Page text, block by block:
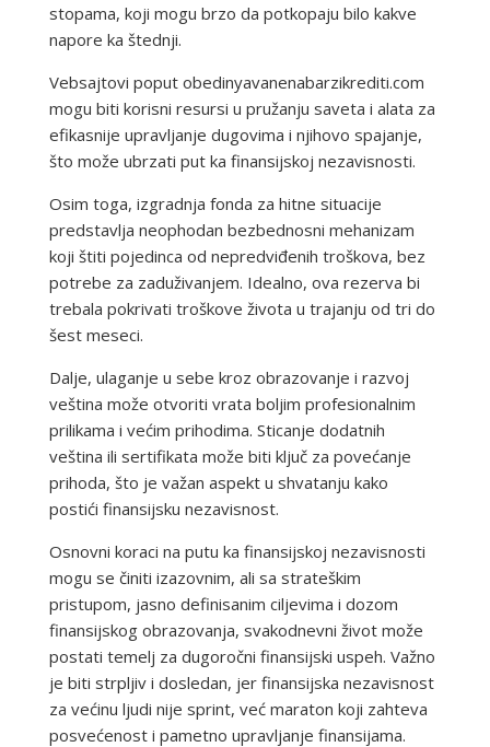
stopama, koji mogu brzo da potkopaju bilo kakve
napore ka štednji.
Vebsajtovi poput obedinyavanenabarzikrediti.com
mogu biti korisni resursi u pružanju saveta i alata za
efikasnije upravljanje dugovima i njihovo spajanje,
što može ubrzati put ka finansijskoj nezavisnosti.
Osim toga, izgradnja fonda za hitne situacije
predstavlja neophodan bezbednosni mehanizam
koji štiti pojedinca od nepredviđenih troškova, bez
potrebe za zaduživanjem. Idealno, ova rezerva bi
trebala pokrivati troškove života u trajanju od tri do
šest meseci.
Dalje, ulaganje u sebe kroz obrazovanje i razvoj
veština može otvoriti vrata boljim profesionalnim
prilikama i većim prihodima. Sticanje dodatnih
veština ili sertifikata može biti ključ za povećanje
prihoda, što je važan aspekt u shvatanju kako
postići finansijsku nezavisnost.
Osnovni koraci na putu ka finansijskoj nezavisnosti
mogu se činiti izazovnim, ali sa strateškim
pristupom, jasno definisanim ciljevima i dozom
finansijskog obrazovanja, svakodnevni život može
postati temelj za dugoročni finansijski uspeh. Važno
je biti strpljiv i dosledan, jer finansijska nezavisnost
za većinu ljudi nije sprint, već maraton koji zahteva
posvećenost i pametno upravljanje finansijama.